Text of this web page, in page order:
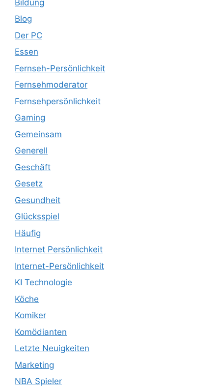
Bildung
Blog
Der PC
Essen
Fernseh-Persönlichkeit
Fernsehmoderator
Fernsehpersönlichkeit
Gaming
Gemeinsam
Generell
Geschäft
Gesetz
Gesundheit
Glücksspiel
Häufig
Internet Persönlichkeit
Internet-Persönlichkeit
KI Technologie
Köche
Komiker
Komödianten
Letzte Neuigkeiten
Marketing
NBA Spieler